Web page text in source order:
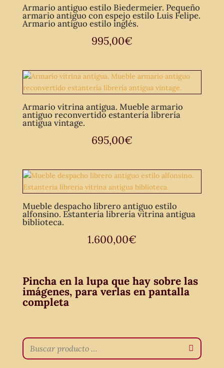
Armario antiguo estilo Biedermeier. Pequeño
armario antiguo con espejo estilo Luis Felipe.
Armario antiguo estilo inglés.
995,00€
Armario vitrina antigua. Mueble armario
antiguo reconvertido estantería librería
antigua vintage.
695,00€
Mueble despacho librero antiguo estilo
alfonsino. Estantería librería vitrina antigua
biblioteca.
1.600,00€
Pincha en la lupa que hay sobre las
imágenes, para verlas en pantalla
completa